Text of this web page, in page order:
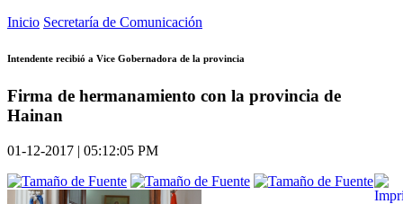
Inicio Secretaría de Comunicación
Intendente recibió a Vice Gobernadora de la provincia
Firma de hermanamiento con la provincia de
Hainan
01-12-2017 | 05:12:05 PM